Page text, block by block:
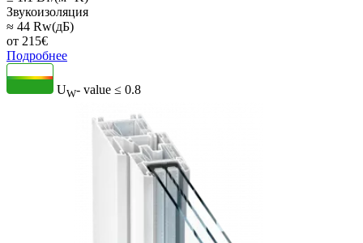
Звукоизоляция
≈ 44 Rw(дБ)
от 215€
Подробнее
UW- value ≤ 0.8